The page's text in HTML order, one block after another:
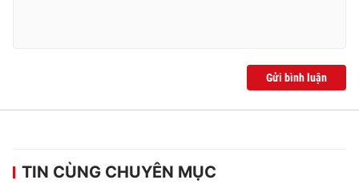
Gửi bình luận
TIN CÙNG CHUYÊN MỤC